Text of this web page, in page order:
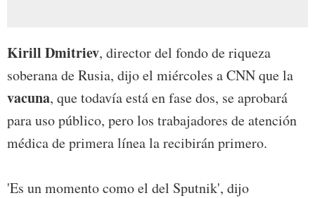
Kirill Dmitriev, director del fondo de riqueza
soberana de Rusia, dijo el miércoles a CNN que la
vacuna, que todavía está en fase dos, se aprobará
para uso público, pero los trabajadores de atención
médica de primera línea la recibirán primero.
'Es un momento como el del Sputnik', dijo